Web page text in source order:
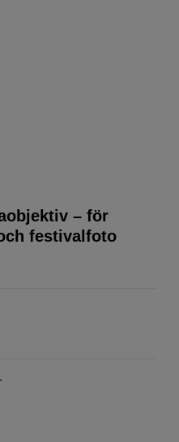
– för
festivalfoto